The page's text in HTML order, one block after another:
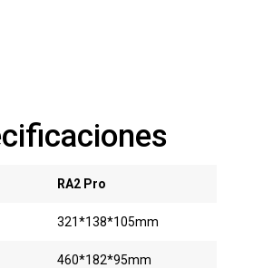
RA2 Pro
321*138*105mm
460*182*95mm